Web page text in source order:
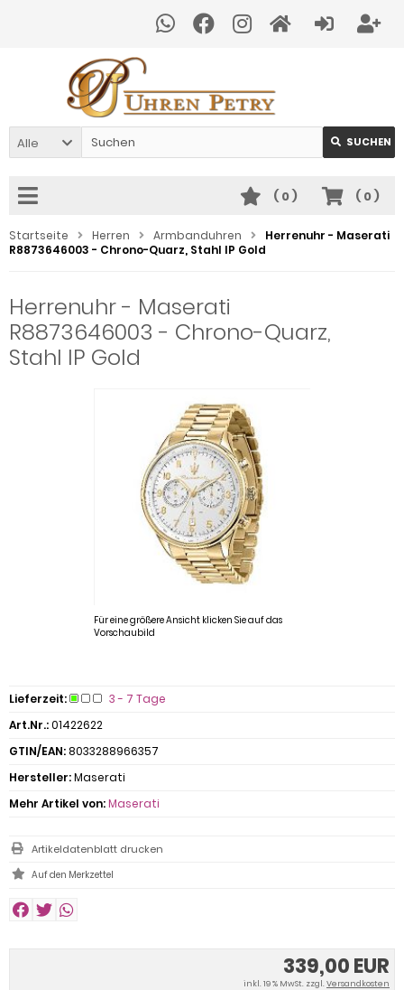
Alle SUCHEN
( 0)
( 0)
Startseite Herren Armbanduhren
Herrenuhr - Maserati
R8873646003 - Chrono-Quarz, Stahl IP Gold
Herrenuhr - Maserati
R8873646003 - Chrono-Quarz,
Stahl IP Gold
Für eine größere Ansicht klicken Sie auf das
Vorschaubild
339,00 EUR
inkl. 19 % MwSt. zzgl.Versandkosten
Lieferzeit:
3 - 7 Tage
Art.Nr.:01422622
GTIN/EAN:8033288966357
Hersteller:Maserati
Mehr Artikel von:Maserati
Artikeldatenblatt drucken